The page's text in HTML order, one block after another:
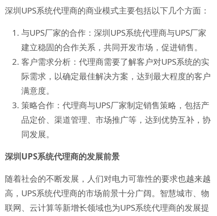
深圳UPS系统代理商的商业模式主要包括以下几个方面：
与UPS厂家的合作：深圳UPS系统代理商与UPS厂家
建立稳固的合作关系，共同开发市场，促进销售。
客户需求分析：代理商需要了解客户对UPS系统的实
际需求，以确定最佳解决方案，达到最大程度的客户
满意度。
策略合作：代理商与UPS厂家制定销售策略，包括产
品定价、渠道管理、市场推广等，达到优势互补，协
同发展。
深圳UPS系统代理商的发展前景
随着社会的不断发展，人们对电力可靠性的要求也越来越
高，UPS系统代理商的市场前景十分广阔。智慧城市、物
联网、云计算等新增长领域也为UPS系统代理商的发展提